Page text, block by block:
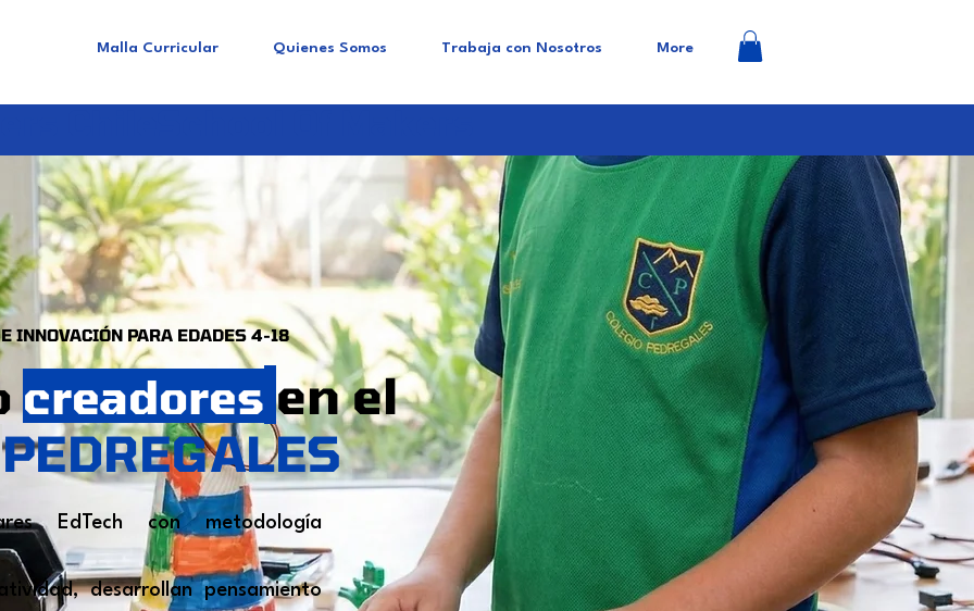
Malla Curricular Quienes Somos Trabaja con Nosotros More
INNOVACIÓN PARA EDADES 4-18
creadores en el
PEDREGALES
EdTech con metodología
desarrollan pensamiento